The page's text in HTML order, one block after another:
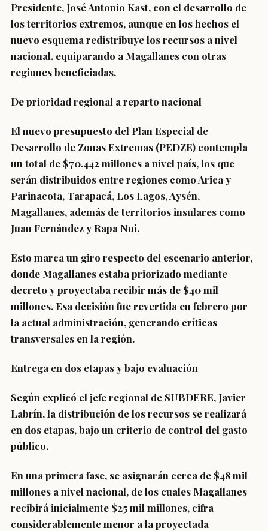
Presidente, José Antonio Kast, con el desarrollo de
los territorios extremos, aunque en los hechos el
nuevo esquema redistribuye los recursos a nivel
nacional, equiparando a Magallanes con otras
regiones beneficiadas.
De prioridad regional a reparto nacional
El nuevo presupuesto del Plan Especial de
Desarrollo de Zonas Extremas (PEDZE) contempla
un total de $70.442 millones a nivel país, los que
serán distribuidos entre regiones como Arica y
Parinacota, Tarapacá, Los Lagos, Aysén,
Magallanes, además de territorios insulares como
Juan Fernández y Rapa Nui.
Esto marca un giro respecto del escenario anterior,
donde Magallanes estaba priorizado mediante
decreto y proyectaba recibir más de $40 mil
millones. Esa decisión fue revertida en febrero por
la actual administración, generando críticas
transversales en la región.
Entrega en dos etapas y bajo evaluación
Según explicó el jefe regional de SUBDERE, Javier
Labrín, la distribución de los recursos se realizará
en dos etapas, bajo un criterio de control del gasto
público.
En una primera fase, se asignarán cerca de $48 mil
millones a nivel nacional, de los cuales Magallanes
recibirá inicialmente $25 mil millones, cifra
considerablemente menor a la proyectada